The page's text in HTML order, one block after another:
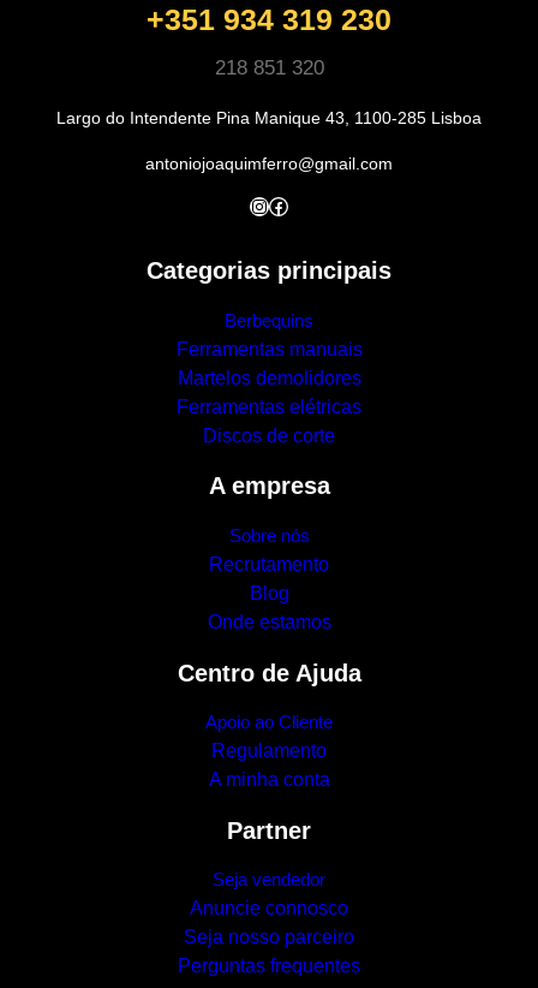
+351 934 319 230
218 851 320
Largo do Intendente Pina Manique 43, 1100-285 Lisboa
antoniojoaquimferro@gmail.com
InstagramFacebook
Categorias principais
Berbequins
Ferramentas manuais
Martelos demolidores
Ferramentas elétricas
Discos de corte
A empresa
Sobre nós
Recrutamento
Blog
Onde estamos
Centro de Ajuda
Apoio ao Cliente
Regulamento
A minha conta
Partner
Seja vendedor
Anuncie connosco
Seja nosso parceiro
Perguntas frequentes